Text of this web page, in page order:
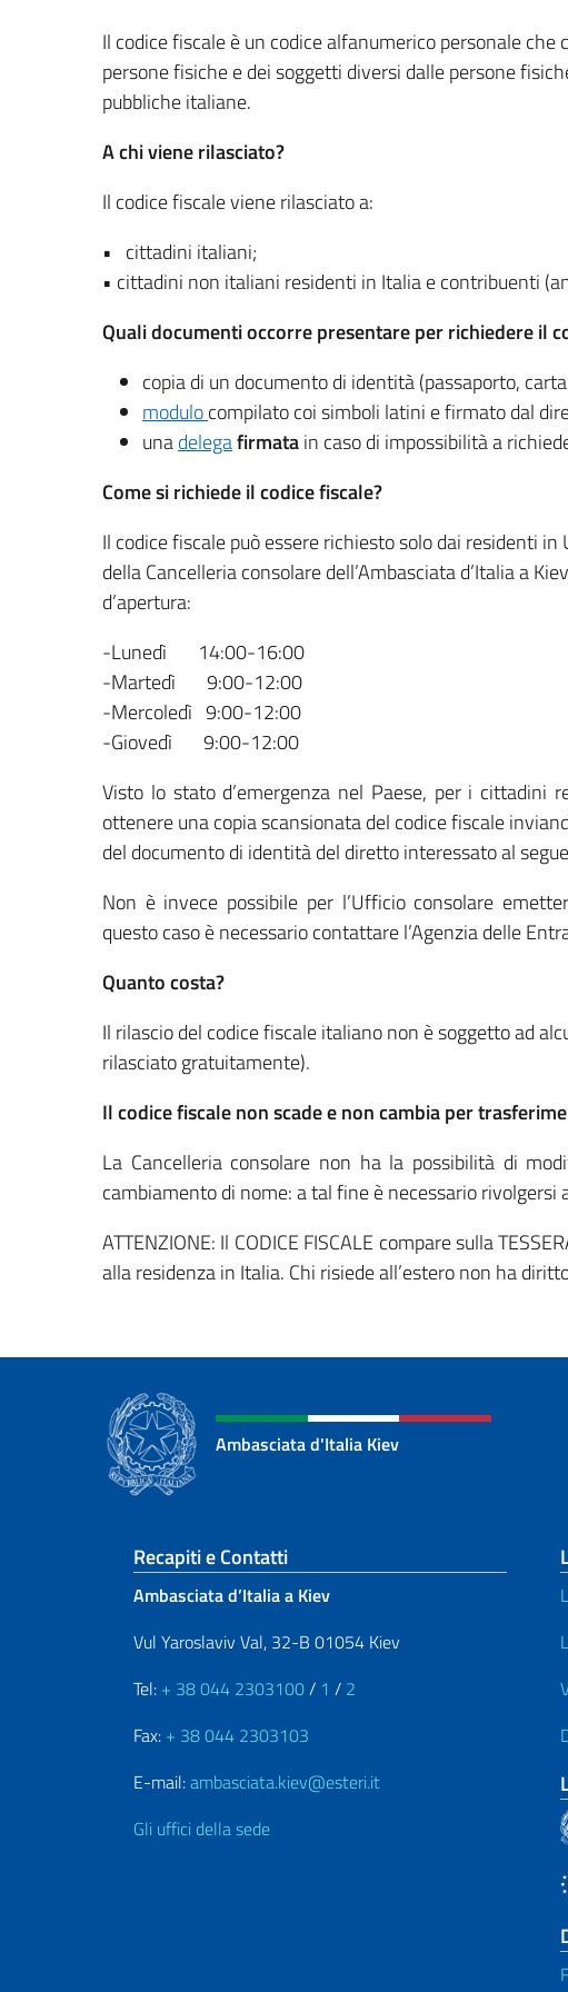
Il codice fiscale è un codice alfanumerico personale
persone fisiche e dei soggetti diversi dalle persone
pubbliche italiane.
A chi viene rilasciato?
Il codice fiscale viene rilasciato a:
• cittadini italiani;
• cittadini non italiani residenti in Italia e contribuenti
Quali documenti occorre presentare per richiedere il
copia di un documento di identità (passaporto,
modulocompilato coi simboli latini e firmato dal
unadelegafirmatain caso di impossibilità a
Come si richiede il codice fiscale?
Il codice fiscale può essere richiesto solo dai residenti
della Cancelleria consolare dell’Ambasciata d’Italia a
d’apertura:
-Lunedì 14:00-16:00
-Martedì 9:00-12:00
-Mercoledì 9:00-12:00
-Giovedì 9:00-12:00
Visto lo stato d’emergenza nel Paese, per i cittadini
ottenere una copia scansionata del codice fiscale
del documento di identità del diretto interessato al
Non è invece possibile per l’Ufficio consolare
questo caso è necessario contattare l’Agenzia delle
Quanto costa?
Il rilascio del codice fiscale italiano non è soggetto ad
rilasciato gratuitamente).
Il codice fiscale non scade e non cambia per
La Cancelleria consolare non ha la possibilità di
cambiamento di nome: a tal fine è necessario rivolgersi
ATTENZIONE: Il CODICE FISCALE compare sulla
alla residenza in Italia. Chi risiede all’estero non ha
Ambasciata d'Italia Kiev
Sezione footer
Recapiti e Contatti
Ambasciata d’Italia a Kiev
Vul Yaroslaviv Val, 32-B 01054 Kiev
Tel: + 38 044 2303100/ 1 / 2
Fax: + 38 044 2303103
E-mail:ambasciata.kiev@esteri.it
Gli uffici della sede